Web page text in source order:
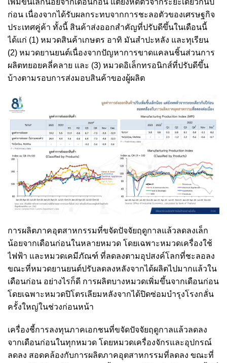
เพิ่มขึ้นเล็กน้อยจากเดือนก่อน แต่ยังหดตัวจากระยะเดียวกันปี
ก่อน เนื่องจากได้รับผลกระทบจากการชะลอตัวของเศรษฐกิจ
ประเทศคู่ค้า ทั้งนี้ สินค้าส่งออกสำคัญที่ปรับดีขึ้นในเดือนนี้
ได้แก่ (1) หมวดสินค้าเกษตร อาทิ มันสำปะหลัง และทุเรียน
(2) หมวดยานยนต์เนื่องจากปัญหาการขาดแคลนชิ้นส่วนการ
ผลิตทยอยคลี่คลาย และ (3) หมวดอิเล็กทรอนิกส์ที่ปรับดีขึ้น
บ้างตามรอบการส่งมอบสินค้าของผู้ผลิต
การผลิตภาคอุตสาหกรรมที่ขจัดปัจจัยฤดูกาลแล้วลดลงเล็ก
น้อยจากเดือนก่อนในหลายหมวด โดยเฉพาะหมวดเครื่องใช้
ไฟฟ้า และหมวดเคมีภัณฑ์ ที่ลดลงตามอุปสงค์โลกที่ชะลอลง
ขณะที่หมวดยานยนต์ปรับลดลงหลังจากได้ผลิตไปมากแล้วใน
เดือนก่อน อย่างไรก็ดี การผลิตบางหมวดเพิ่มขึ้นจากเดือนก่อน
โดยเฉพาะหมวดปิโตรเลียมหลังจากได้ปิดซ่อมบำรุงโรงกลั่น
ครั้งใหญ่ในช่วงก่อนหน้า
เครื่องชี้การลงทุนภาคเอกชนที่ขจัดปัจจัยฤดูกาลแล้วลดลง
จากเดือนก่อนในทุกหมวด โดยหมวดเครื่องจักรและอุปกรณ์
ลดลง สอดคล้องกับการผลิตภาคอุตสาหกรรมที่ลดลง ขณะที่